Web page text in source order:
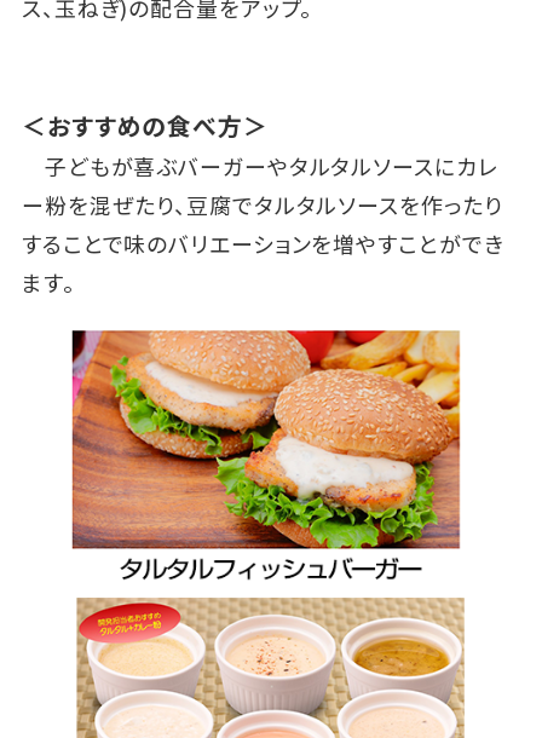
ス、玉ねぎ)の配合量をアップ。
＜おすすめの食べ方＞
子どもが喜ぶバーガーやタルタルソースにカレ
ー粉を混ぜたり、豆腐でタルタルソースを作ったり
することで味のバリエーションを増やすことができ
ます。